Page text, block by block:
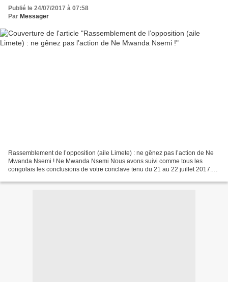
Publié le 24/07/2017 à 07:58
Par Messager
Rassemblement de l’opposition (aile Limete) : ne gênez pas l’action de Ne
Mwanda Nsemi ! Ne Mwanda Nsemi Nous avons suivi comme tous les
congolais les conclusions de votre conclave tenu du 21 au 22 juillet 2017.